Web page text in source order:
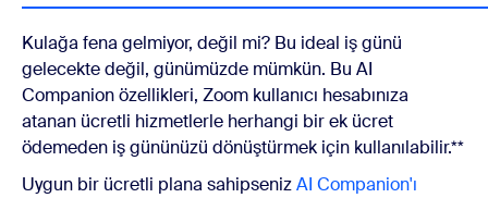
Kulağa fena gelmiyor, değil mi? Bu ideal iş günü
gelecekte değil, günümüzde mümkün. Bu AI
Companion özellikleri, Zoom kullanıcı hesabınıza
atanan ücretli hizmetlerle herhangi bir ek ücret
ödemeden iş gününüzü dönüştürmek için kullanılabilir.**
Uygun bir ücretli plana sahipsenizAI Companion'ı